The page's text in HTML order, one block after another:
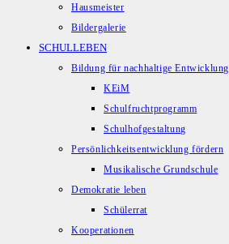
Hausmeister
Bildergalerie
SCHULLEBEN
Bildung für nachhaltige Entwicklung
KEiM
Schulfruchtprogramm
Schulhofgestaltung
Persönlichkeitsentwicklung fördern
Musikalische Grundschule
Demokratie leben
Schülerrat
Kooperationen